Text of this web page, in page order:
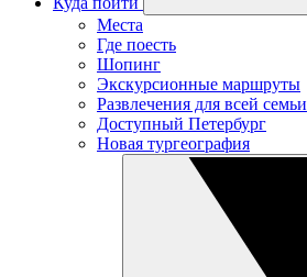
Места
Где поесть
Шопинг
Экскурсионные маршруты
Развлечения для всей семьи
Доступный Петербург
Новая тургеография